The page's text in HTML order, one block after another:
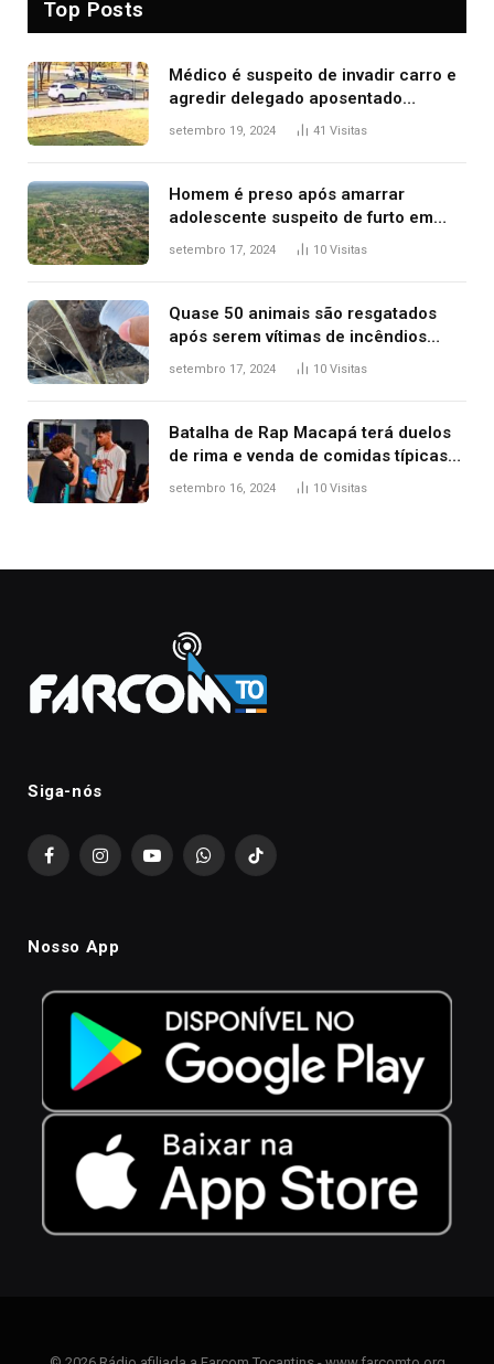
Top Posts
Médico é suspeito de invadir carro e
agredir delegado aposentado
durante confusão no trânsito
setembro 19, 2024 41 Visitas
Homem é preso após amarrar
adolescente suspeito de furto em
estaca de cerca e agredi-lo
setembro 17, 2024 10 Visitas
Quase 50 animais são resgatados
após serem vítimas de incêndios
florestais no Tocantins
setembro 17, 2024 10 Visitas
Batalha de Rap Macapá terá duelos
de rima e venda de comidas típicas
no Mercado Central
setembro 16, 2024 10 Visitas
Siga-nós
FacebookInstagramYouTubeWhatsAppTikTok
Nosso App